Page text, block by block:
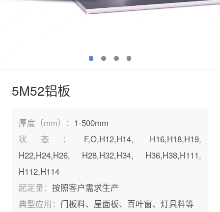
5M52铝板
厚度（mm）： 1-500mm
状态： F,O,H12,H14, H16,H18,H19,
H22,H24,H26, H28,H32,H34, H36,H38,H111,
H112,H114
起定量：按照客户需求生产
典型应用： 门板料、屋面板、百叶窗、灯具料等